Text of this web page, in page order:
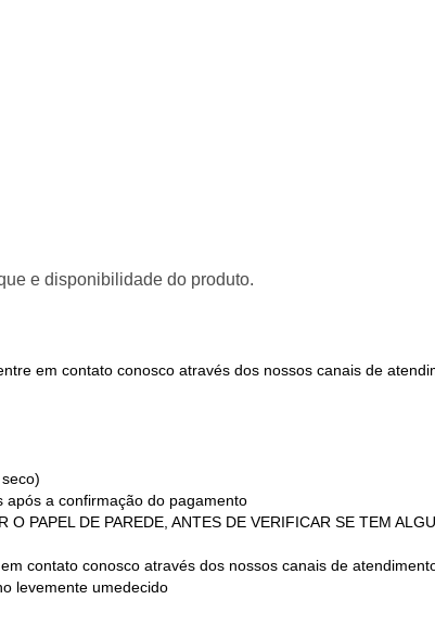
e disponibilidade do produto.
em contato conosco através dos nossos canais de
após a confirmação do pagamento
PAPEL DE PAREDE, ANTES DE VERIFICAR SE TEM
contato conosco através dos nossos canais de
levemente umedecido